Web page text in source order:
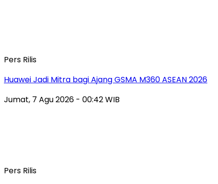
Pers Rilis
Huawei Jadi Mitra bagi Ajang GSMA M360 ASEAN 2026
Jumat, 7 Agu 2026 - 00:42 WIB
Pers Rilis